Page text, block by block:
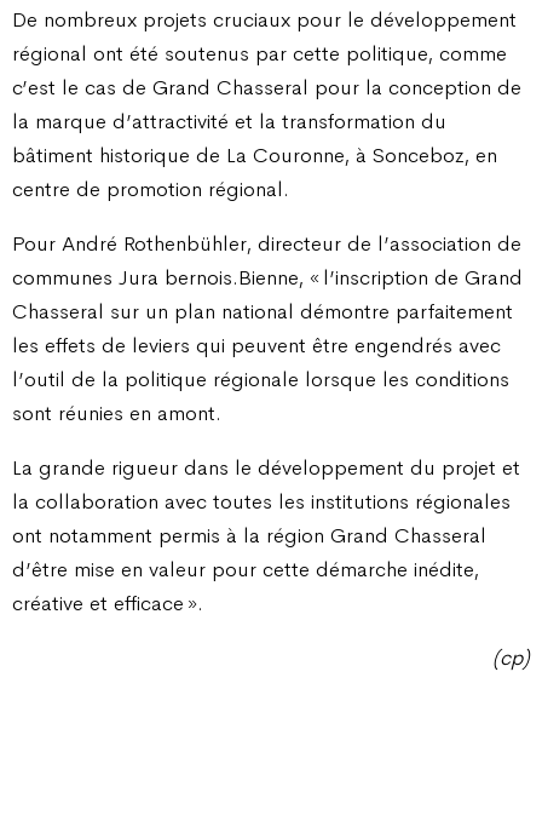
De nombreux projets cruciaux pour le développement
régional ont été soutenus par cette politique, comme
c’est le cas de Grand Chasseral pour la conception de
la marque d’attractivité et la transformation du
bâtiment historique de La Couronne, à Sonceboz, en
centre de promotion régional.
Pour André Rothenbühler, directeur de l’association de
communes Jura bernois.Bienne, « l’inscription de Grand
Chasseral sur un plan national démontre parfaitement
les effets de leviers qui peuvent être engendrés avec
l’outil de la politique régionale lorsque les conditions
sont réunies en amont.
La grande rigueur dans le développement du projet et
la collaboration avec toutes les institutions régionales
ont notamment permis à la région Grand Chasseral
d’être mise en valeur pour cette démarche inédite,
créative et efficace ».
(cp)